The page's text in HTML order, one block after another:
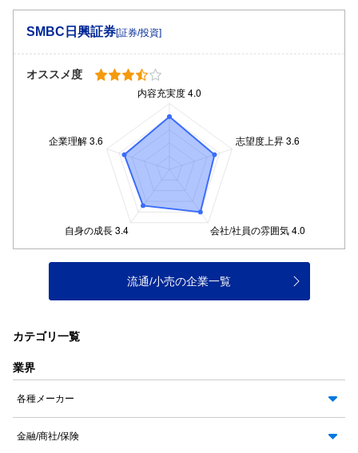
SMBC日興証券[証券/投資]
オススメ度
流通/小売の企業一覧
カテゴリ一覧
業界
各種メーカー
金融/商社/保険